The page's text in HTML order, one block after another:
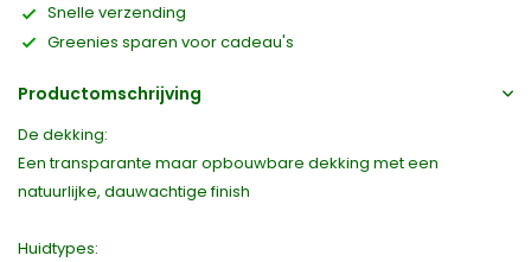
Snelle verzending
Greenies sparen voor cadeau's
Productomschrijving
De dekking:
Een transparante maar opbouwbare dekking met een
natuurlijke, dauwachtige finish
Huidtypes: